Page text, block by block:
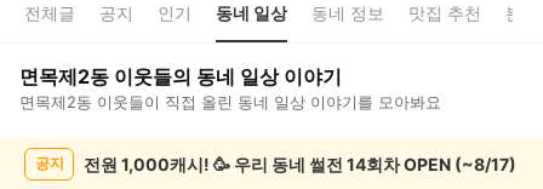
전체글 공지 인기 동네 일상 동네 정보 맛집 추천 분
면목제2동 이웃들의 동네 일상이야기
면목제2동 이웃들이 직접 올린 동네 일상 이야기를 모아봐요
공지 전원 1,000캐시! 🥳 우리 동네 썰전 14회차 OPEN (~8/17)